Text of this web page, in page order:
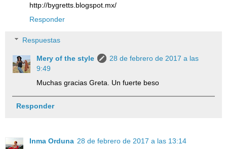
http://bygretts.blogspot.mx/
Responder
Respuestas
Mery of the style
28 de febrero de 2017 a las
9:49
Muchas gracias Greta. Un fuerte beso
Responder
Inma Orduna 28 de febrero de 2017 a las 13:14